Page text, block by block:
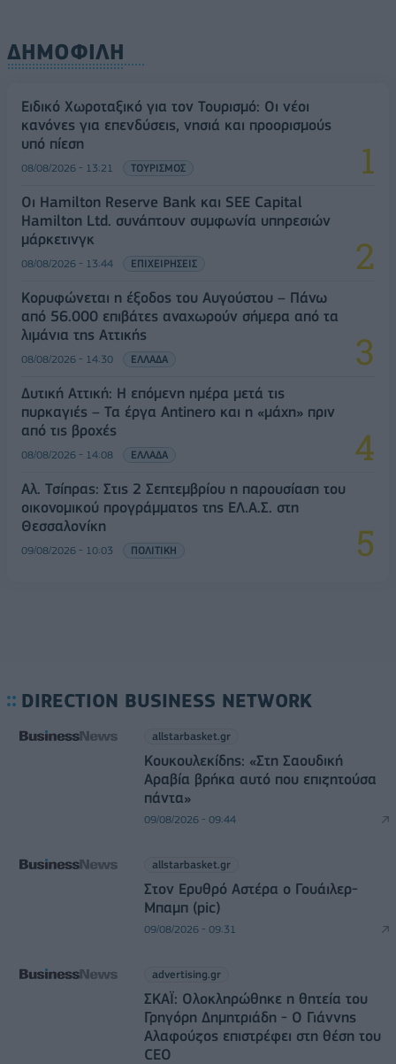
ΔΗΜΟΦΙΛΗ
Ειδικό Χωροταξικό για τον Τουρισμό: Οι νέοι
κανόνες για επενδύσεις, νησιά και προορισμούς
υπό πίεση
08/08/2026 - 13:21 ΤΟΥΡΙΣΜΟΣ
Οι Hamilton Reserve Bank και SEE Capital
Hamilton Ltd. συνάπτουν συμφωνία υπηρεσιών
μάρκετινγκ
08/08/2026 - 13:44 ΕΠΙΧΕΙΡΗΣΕΙΣ
Κορυφώνεται η έξοδος του Αυγούστου – Πάνω
από 56.000 επιβάτες αναχωρούν σήμερα από τα
λιμάνια της Αττικής
08/08/2026 - 14:30 ΕΛΛΑΔΑ
Δυτική Αττική: Η επόμενη ημέρα μετά τις
πυρκαγιές – Τα έργα Antinero και η «μάχη» πριν
από τις βροχές
08/08/2026 - 14:08 ΕΛΛΑΔΑ
Αλ. Τσίπρας: Στις 2 Σεπτεμβρίου η παρουσίαση του
οικονομικού προγράμματος της ΕΛ.Α.Σ. στη
Θεσσαλονίκη
09/08/2026 - 10:03 ΠΟΛΙΤΙΚΗ
DIRECTION BUSINESS NETWORK
allstarbasket.gr
Κουκουλεκίδης: «Στη Σαουδική
Αραβία βρήκα αυτό που επιζητούσα
πάντα»
09/08/2026 - 09:44
allstarbasket.gr
Στον Ερυθρό Αστέρα ο Γουάιλερ-
Μπαμπ (pic)
09/08/2026 - 09:31
advertising.gr
ΣΚΑΪ: Ολοκληρώθηκε η θητεία του
Γρηγόρη Δημητριάδη - Ο Γιάννης
Αλαφούζος επιστρέφει στη θέση του
CEO